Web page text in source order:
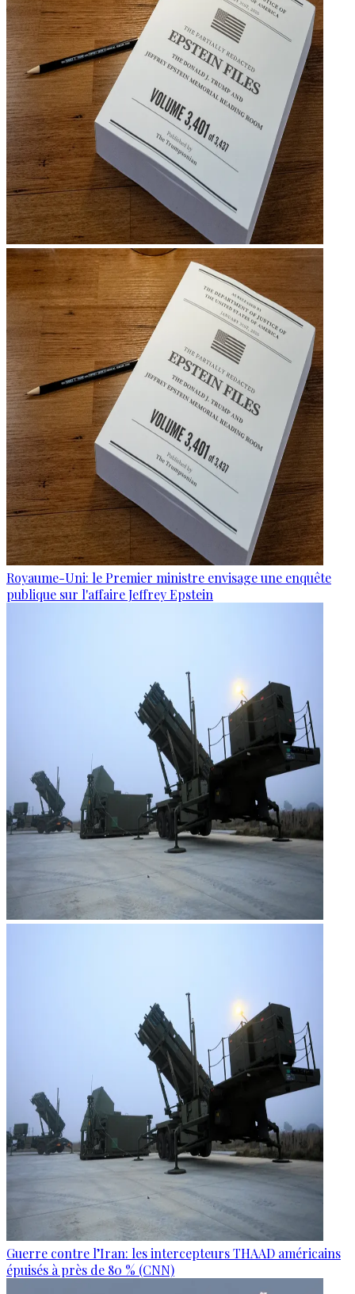
Royaume-Uni: le Premier ministre envisage une enquête
publique sur l'affaire Jeffrey Epstein
Guerre contre l’Iran: les intercepteurs THAAD américains
épuisés à près de 80 % (CNN)